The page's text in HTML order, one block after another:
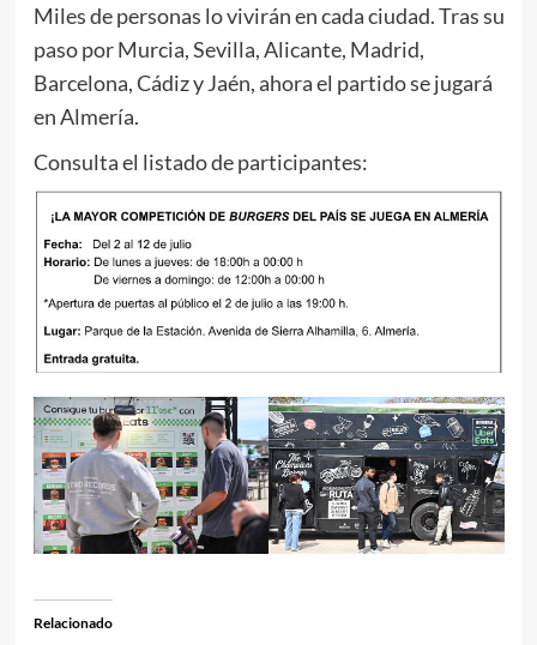
Miles de personas lo vivirán en cada ciudad. Tras su
paso por Murcia, Sevilla, Alicante, Madrid,
Barcelona, Cádiz y Jaén, ahora el partido se jugará
en Almería.
Consulta el listado de participantes:
Relacionado